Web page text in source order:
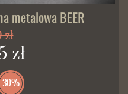
metalowa BEER
zł
zł
30%